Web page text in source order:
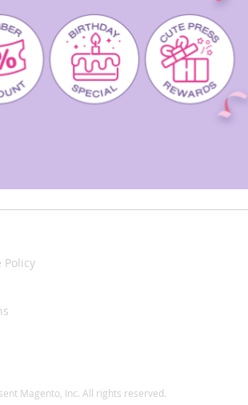
Policy
Magento, Inc. All rights reserved.